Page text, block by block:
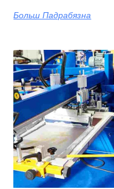
Больш Падрабязна